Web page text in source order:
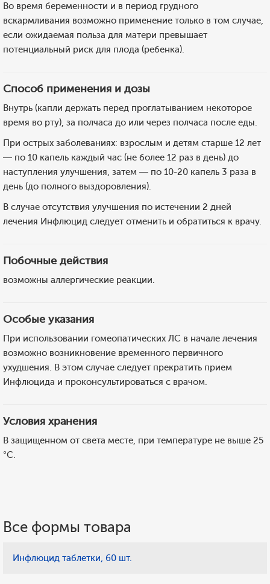
Во время беременности и в период грудного
вскармливания возможно применение только в том случае,
если ожидаемая польза для матери превышает
потенциальный риск для плода (ребенка).
Способ применения и дозы
Внутрь (капли держать перед проглатыванием некоторое
время во рту), за полчаса до или через полчаса после еды.
При острых заболеваниях: взрослым и детям старше 12 лет
— по 10 капель каждый час (не более 12 раз в день) до
наступления улучшения, затем — по 10-20 капель 3 раза в
день (до полного выздоровления).
В случае отсутствия улучшения по истечении 2 дней
лечения Инфлюцид следует отменить и обратиться к врачу.
Побочные действия
возможны аллергические реакции.
Особые указания
При использовании гомеопатических ЛС в начале лечения
возможно возникновение временного первичного
ухудшения. В этом случае следует прекратить прием
Инфлюцида и проконсультироваться с врачом.
Условия хранения
В защищенном от света месте, при температуре не выше 25
°C.
Все формы товара
Инфлюцид таблетки, 60 шт.